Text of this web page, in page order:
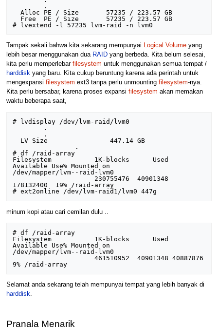
  Alloc PE / Size       57235 / 223.57 GB
Tampak sekali bahwa kita sekarang mempunyai Logical Volumeyang
lebih besar menggunakan dua RAIDyang berbeda. Kita belum selesai,
kita perlu memperlebar filesystem untuk menggunakan semua tempat /
harddiskyang baru. Kita cukup beruntung karena ada perintah untuk
mengexpansi filesystem ext3 tanpa perlu unmounting filesystem-nya.
Kita perlu bersabar, karena proses expansi filesystem akan memakan
waktu beberapa saat,
# lvdisplay /dev/lvm-raid/lvm0
# df /raid-array
Filesystem           1K-blocks      Used
Available Use% Mounted on
/dev/mapper/lvm--raid-lvm0
178132400  19% /raid-array
minum kopi atau cari cemilan dulu ..
# df /raid-array
Filesystem           1K-blocks      Used
Available Use% Mounted on
/dev/mapper/lvm--raid-lvm0
                     461510952  40901348 40887876
Selamat anda sekarang telah mempunyai tempat yang lebih banyak di
harddisk.
Pranala Menarik